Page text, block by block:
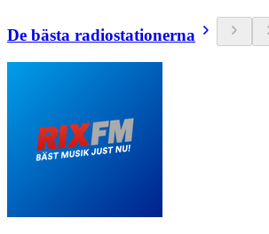
De bästa radiostationerna